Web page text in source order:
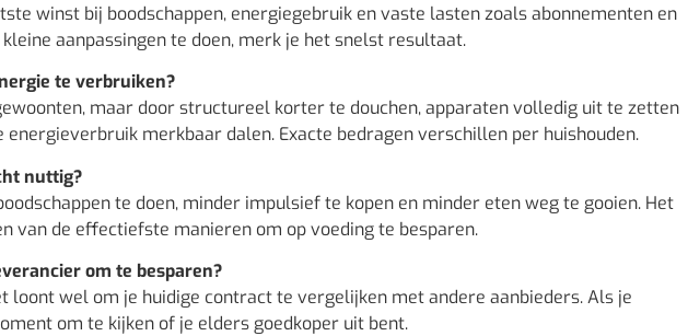
winst bij boodschappen, energiegebruik en vaste lasten zoals abonnementen en
aanpassingen te doen, merk je het snelst resultaat.
te verbruiken?
maar door structureel korter te douchen, apparaten volledig uit te zetten
merkbaar dalen. Exacte bedragen verschillen per huishouden.
nuttig?
te doen, minder impulsief te kopen en minder eten weg te gooien. Het
van de effectiefste manieren om op voeding te besparen.
om te besparen?
loont wel om je huidige contract te vergelijken met andere aanbieders. Als je
om te kijken of je elders goedkoper uit bent.